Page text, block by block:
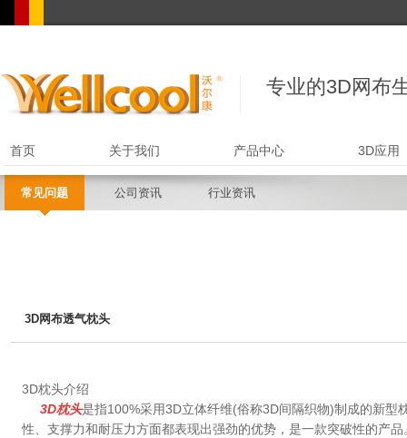
专业的3D网布
首页 关于我们 产品中心 3D应用
常见问题 公司资讯 行业资讯
3D网布透气枕头
3D枕头介绍
3D枕头是指100%采用3D立体纤维(俗称3D间隔织物)制成的新型
性、支撑力和耐压力方面都表现出强劲的优势，是一款突破性的产品